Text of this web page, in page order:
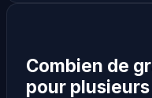
Combien de
pour